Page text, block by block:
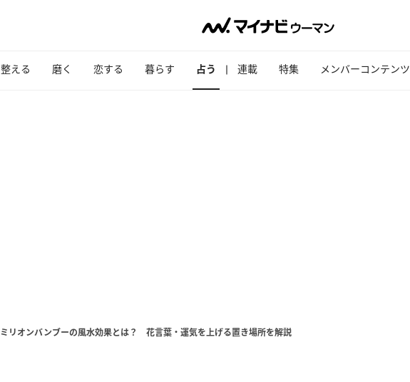
整える 磨く 恋する 暮らす 占う 連載 特集 メンバーコンテンツ
ミリオンバンブーの風水効果とは？ 花言葉・運気を上げる置き場所を解説